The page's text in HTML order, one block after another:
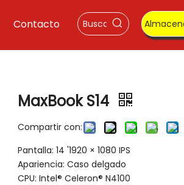
Contacto
MaxBook S14
Compartir con:
Pantalla: 14 '1920 × 1080 IPS
Apariencia: Caso delgado
CPU: Intel® Celeron® N4100